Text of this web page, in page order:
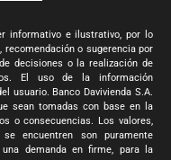
informativo e ilustrativo, por lo
recomendación o sugerencia por
decisiones o la realización de
El uso de la información
usuario. Banco Davivienda S.A.
sean tomadas con base en la
o consecuencias. Los valores,
encuentren son puramente
demanda en firme, para la